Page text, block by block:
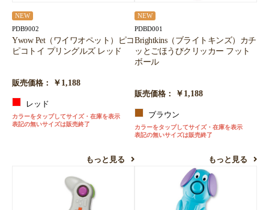
NEW
PDB9002
Ywow Pet（ワイワオペット）ピコ
ピコトイ プリングルズ レッド
販売価格： ￥1,188
レッド
カラーをタップしてサイズ・在庫を表示
表記の無いサイズは販売終了
もっと見る
NEW
PDBD001
Brightkins（ブライトキンズ）カチ
ッとごほうびクリッカー フット
ボール
販売価格： ￥1,188
ブラウン
カラーをタップしてサイズ・在庫を表示
表記の無いサイズは販売終了
もっと見る